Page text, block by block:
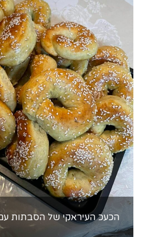
הכעכ העיראקי של הסבתות